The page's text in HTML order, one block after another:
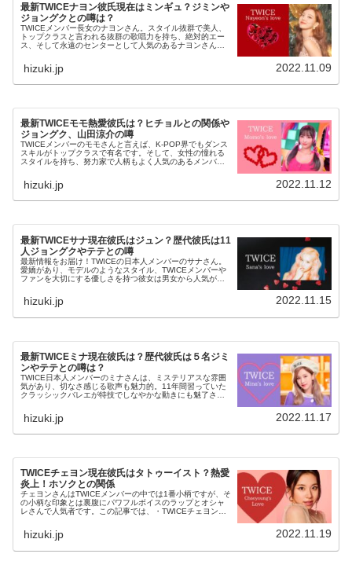
最新TWICEナヨン彼氏現在はミンギュ？ジミンや
ジョングクとの噂は？
TWICEメンバー長女のナヨンさん。スタイル抜群で美人、
トップクラスと言われる抜群の歌唱力を持ち、絶対的エー
ス、そして永遠のセンターとして人気のあるナヨンさん。
hizuki.jp 2022.11.09
最新TWICEモモ熱愛彼氏は？ヒチョルとの関係や
ジョングク、山田涼介の噂
TWICEメンバーのモモさんと言えば、K-POP界でもダンス
スキルがトップクラスで有名です。そして、女性の憧れる
スタイルを持ち、努力家で人柄もよく人気のあるメンバー
hizuki.jp 2022.11.12
最新TWICEサナ現在彼氏はジュン？歴代彼氏は11
人ジョングクやテテとの噂
最新情報をお届け！TWICEの日本人メンバーのサナさん。
愛嬌があり、モデルのようなスタイル、TWICEメンバーや
ファンを大切にする優しさを持つ彼女は男女から人気があ
ご紹介！！
hizuki.jp 2022.11.15
最新TWICEミナ現在彼氏は？歴代彼氏は５名ジミ
ンやテテとの噂は？
TWICE日本人メンバーのミナさんは、ミステリアスな雰囲
気があり、切なさ感じる歌声も魅力的。11年間習っていた
クラッシックバレエが特技でしなやかな動きにも魅了され
hizuki.jp 2022.11.17
TWICEチェヨン現在彼氏はタトゥーイスト？熱愛
炎上！ホソクとの関係
チェヨンさんはTWICEメンバーの中では1番小柄ですが、そ
の小柄な印象とは裏腹にパワフルボイスのラップとオシャ
レさんで人気者です。この記事では、・TWICEチェヨンさ
で過去に恋愛の噂が...
hizuki.jp 2022.11.19